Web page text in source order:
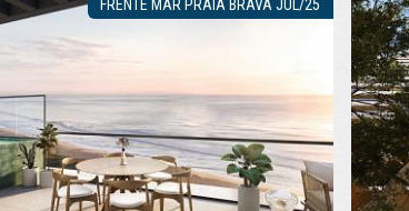
FRENTE MAR PRAIA BRAVA JUL/25